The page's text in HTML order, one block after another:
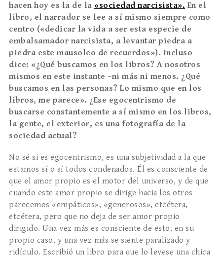
hacen hoy es la de la «sociedad narcisista». En el
libro, el narrador se lee a sí mismo siempre como
centro («dedicar la vida a ser esta especie de
embalsamador narcisista, a levantar piedra a
piedra este mausoleo de recuerdos»). Incluso
dice: «¿Qué buscamos en los libros? A nosotros
mismos en este instante –ni más ni menos. ¿ Qué
buscamos en las personas? Lo mismo que en los
libros, me parece». ¿Ese egocentrismo de
buscarse constantemente a sí mismo en los libros,
la gente, el exterior, es una fotografía de la
sociedad actual?
No sé si es egocentrismo, es una subjetividad a la que
estamos sí o sí todos condenados. Él es consciente de
que el amor propio es el motor del universo, y de que
cuando este amor propio se dirige hacia los otros
parecemos «empáticos», «generosos», etcétera,
etcétera, pero que no deja de ser amor propio
dirigido. Una vez más es consciente de esto, en su
propio caso, y una vez más se siente paralizado y
ridículo. Escribió un libro para que lo leyese una chica